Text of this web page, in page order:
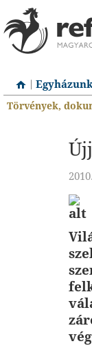
Törvények,